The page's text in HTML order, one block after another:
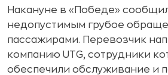
Накануне в «Победе»
недопустимым грубое
пассажирами. Перевозчик
компанию UTG, сотрудники
обеспечили обслуживание и